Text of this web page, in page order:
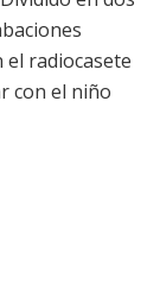
el radiocasete
con el niño